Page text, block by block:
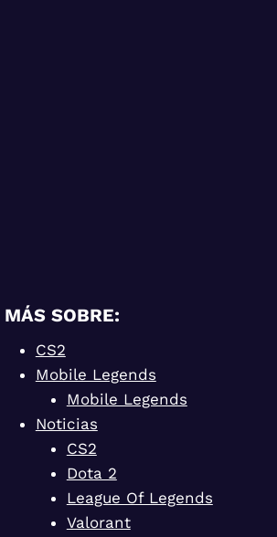
MÁS SOBRE:
CS2
Mobile Legends
Mobile Legends
Noticias
CS2
Dota 2
League Of Legends
Valorant